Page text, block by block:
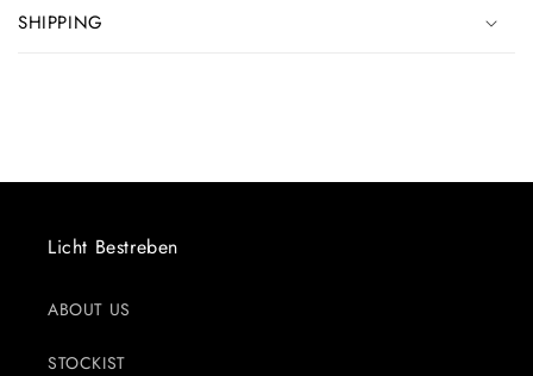
SHIPPING
Licht Bestreben
ABOUT US
STOCKIST